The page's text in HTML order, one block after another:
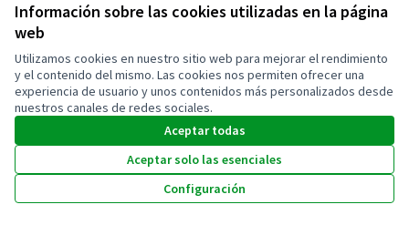
Información sobre las cookies utilizadas en la página
web
Utilizamos cookies en nuestro sitio web para mejorar el rendimiento
y el contenido del mismo. Las cookies nos permiten ofrecer una
experiencia de usuario y unos contenidos más personalizados desde
nuestros canales de redes sociales.
Aceptar todas
Aceptar solo las esenciales
Configuración
Términos y condiciones de uso
Configuración de cookies
Santa Perpètua Participa en Instagram
(Enlace externo)
Castellano
Triar la llenguaElegir el idioma
Web creada consoftware libre .
Con licencia
(Enlace